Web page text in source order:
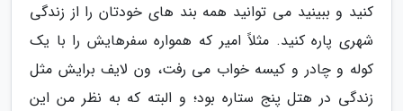
کنید و ببینید می توانید همه بند های خودتان را از زندگی
شهری پاره کنید. مثلاً امیر که همواره سفرهایش را با یک
کوله و چادر و کیسه خواب می رفت، ون لایف برایش مثل
زندگی در هتل پنج ستاره بود؛ و البته که به نظر من این